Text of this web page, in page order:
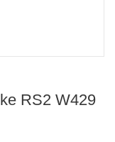
RS2 W429